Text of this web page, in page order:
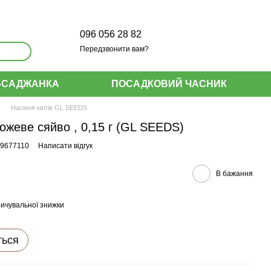
096 056 28 82
Передзвонити вам?
САДЖАНКА ПОСАДКОВИЙ ЧАСНИК
Насіння квітів GL SEEDS
сяйво , 0,15 г (GL SEEDS)
Написати відгук
В бажання
знижки